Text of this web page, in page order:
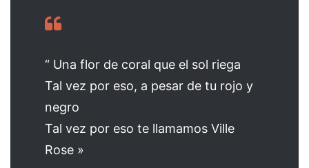
“ Una flor de coral que el sol riega
Tal vez por eso, a pesar de tu rojo y
negro
Tal vez por eso te llamamos Ville
Rose »